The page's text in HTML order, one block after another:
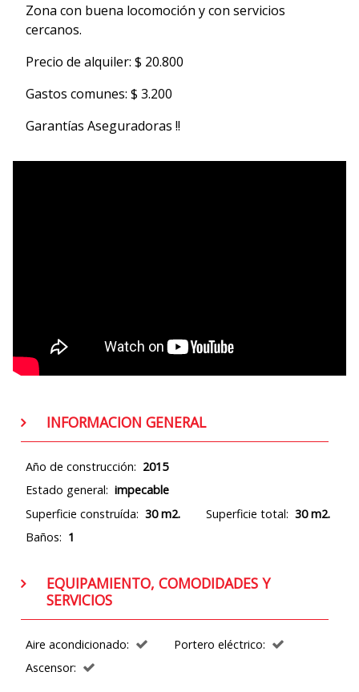
Zona con buena locomoción y con servicios
cercanos.
Precio de alquiler: $ 20.800
Gastos comunes: $ 3.200
Garantías Aseguradoras !!
INFORMACION GENERAL
Año de construcción: 2015
Estado general: impecable
Superficie construída: 30 m2. Superficie total: 30 m2.
Baños: 1
EQUIPAMIENTO, COMODIDADES Y
SERVICIOS
Aire acondicionado:
Portero eléctrico:
Ascensor: